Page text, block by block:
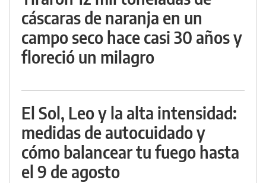
cáscaras de naranja en un
campo seco hace casi 30 años y
floreció un milagro
El Sol, Leo y la alta intensidad:
medidas de autocuidado y
cómo balancear tu fuego hasta
el 9 de agosto